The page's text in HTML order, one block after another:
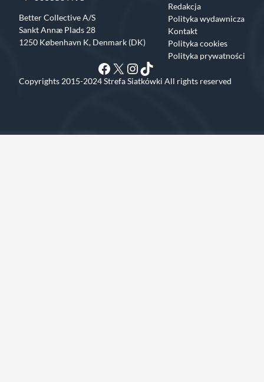
Better Collective A/S
Sankt Annæ Plads 28
1250 København K, Denmark (DK)
Redakcja
Polityka wydawnicza
Kontakt
Polityka cookies
Polityka prywatności
Facebook
X Instagram
TikTok
Copyrights 2015-2024 Strefa Siatkówki All rights reserved